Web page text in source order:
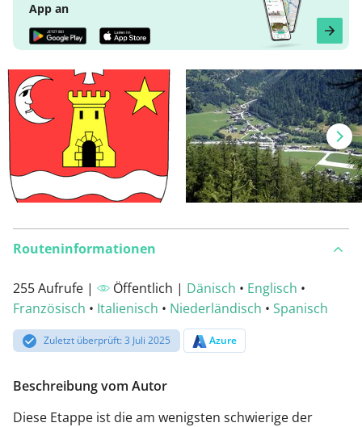
App an
Routeninformationen
255 Aufrufe | Öffentlich | Dänisch • Englisch •
Französisch • Italienisch • Niederländisch • Spanisch
Zuletzt überprüft: 3 Juli 2025 Azure
Beschreibung vom Autor
Diese Etappe ist die am wenigsten schwierige der